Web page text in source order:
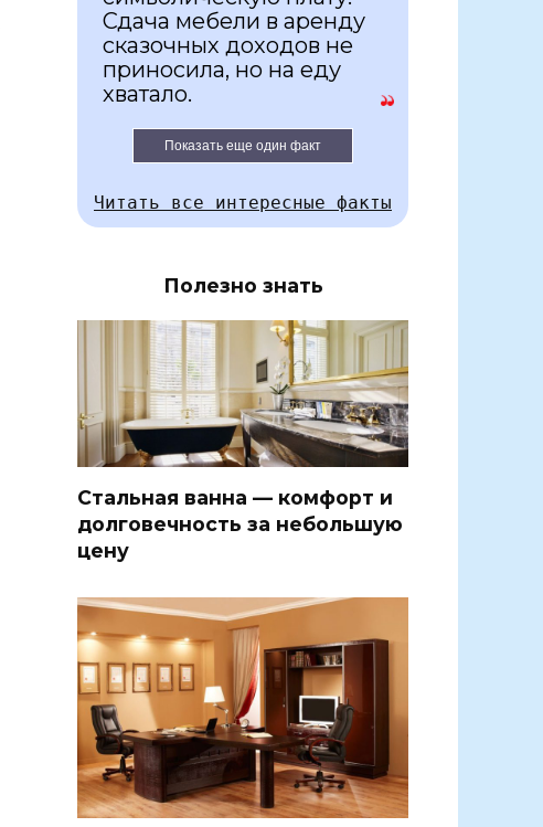
Сдача мебели в аренду
сказочных доходов не
приносила, но на еду
хватало.
Показать еще один факт
Читать все интересные факты
Полезно знать
Стальная ванна — комфорт и
долговечность за небольшую
цену